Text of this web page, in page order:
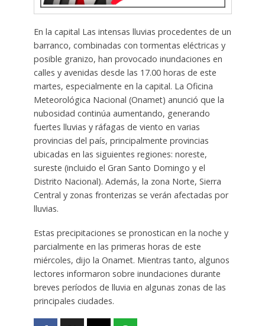
En la capital Las intensas lluvias procedentes de un
barranco, combinadas con tormentas eléctricas y
posible granizo, han provocado inundaciones en
calles y avenidas desde las 17.00 horas de este
martes, especialmente en la capital. La Oficina
Meteorológica Nacional (Onamet) anunció que la
nubosidad continúa aumentando, generando
fuertes lluvias y ráfagas de viento en varias
provincias del país, principalmente provincias
ubicadas en las siguientes regiones: noreste,
sureste (incluido el Gran Santo Domingo y el
Distrito Nacional). Además, la zona Norte, Sierra
Central y zonas fronterizas se verán afectadas por
lluvias.
Estas precipitaciones se pronostican en la noche y
parcialmente en las primeras horas de este
miércoles, dijo la Onamet. Mientras tanto, algunos
lectores informaron sobre inundaciones durante
breves períodos de lluvia en algunas zonas de las
principales ciudades.